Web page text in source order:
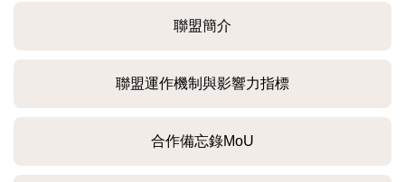
聯盟簡介
聯盟運作機制與影響力指標
合作備忘錄MoU